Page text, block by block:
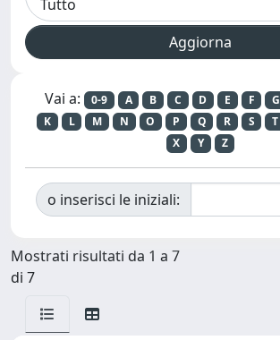
Vai a: 0-9 A B C D E F G
K
L M N O P Q R S T
X
Y Z
o inserisci le iniziali:
Mostrati risultati da 1 a 7
di 7